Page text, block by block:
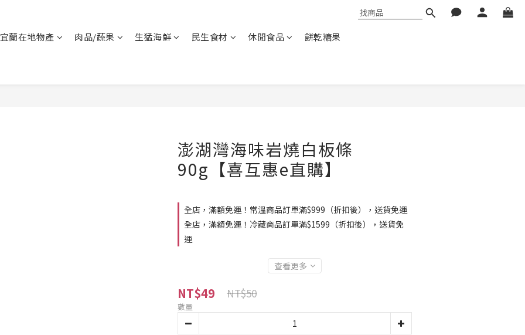
宜蘭在地物產 肉品/蔬果 生猛海鮮 民生食材 休閒食品 餅乾糖果
澎湖灣海味岩燒白板條
90g【喜互惠e直購】
全店，滿額免運！常溫商品訂單滿$999（折扣後），送貨免運
全店，滿額免運！冷藏商品訂單滿$1599（折扣後），送貨免
運
查看更多
NT$49 NT$50
數量